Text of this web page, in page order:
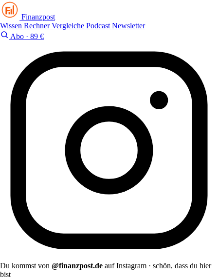
Finanzpost
Wissen RechnerVergleiche Podcast Newsletter
Abo · 89 €
Du kommst von @finanzpost.de auf Instagram · schön, dass du hier
bist